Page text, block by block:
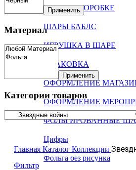
ШАРЫ В КОРОБКЕ
ШАРЫ БАБЛС
ИГРУШКА В ШАРЕ
УПАКОВКА
ОФОРМЛЕНИЕ
ОФОРМЛЕНИЕ
ФОЛЬГИРОВАННЫЕ
Цифры
Фольга без рисунка
Применить
Материал
Применить
Категории товаров
Главная Каталог Коллекции
Фильтр